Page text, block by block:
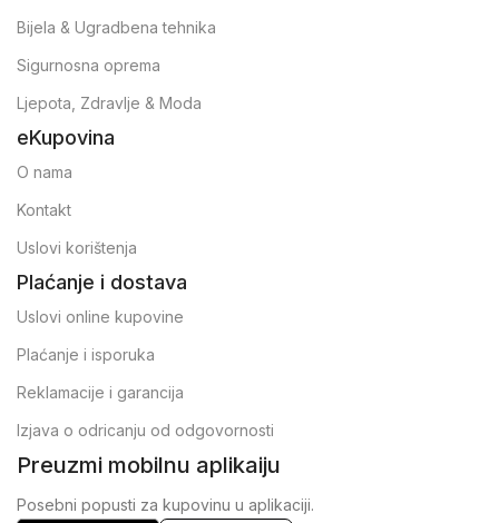
Bijela & Ugradbena tehnika
Sigurnosna oprema
Ljepota, Zdravlje & Moda
eKupovina
O nama
Kontakt
Uslovi korištenja
Plaćanje i dostava
Uslovi online kupovine
Plaćanje i isporuka
Reklamacije i garancija
Izjava o odricanju od odgovornosti
Preuzmi mobilnu aplikaiju
Posebni popusti za kupovinu u aplikaciji.